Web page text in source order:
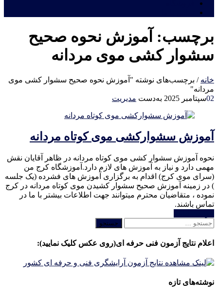
برچسب: آموزش نحوه صحیح
سشوار کشی موی مردانه
خانه / برچسب‌های نوشته "آموزش نحوه صحیح سشوار کشی موی
مردانه"
02سپتامبر 2025 به‌دست مدیریت
آموزش سشوارکشی موی کوتاه مردانه
نحوه آموزش سشوار کشی موی کوتاه مردانه در ظاهر آقایان نقش
مهمی دارد و نیاز به آموزش های لازم دارد.آموزشگاه کرج من
(سرای موی کرج) اقدام به برگزاری آموزش های فشرده (یک جلسه
) در زمینه آموزش صحیح سشوار کشیدن موی کوتاه مردانه در کرج
نموده ، متقاضیان محترم میتوانند جهت اطلاعات بیشتر با ما در
تماس باشند.
جستجو
اعلام نتایج آزمون فنی حرفه ای(روی عکس کلیک نمایید):
نوشته‌های تازه